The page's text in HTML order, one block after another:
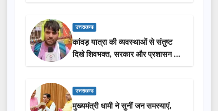
लोगों की भागीदारी…
उत्तराखण्ड
कांवड़ यात्रा की व्यवस्थाओं से संतुष्ट
दिखे शिवभक्त, सरकार और प्रशासन की
सराहना…
उत्तराखण्ड
मुख्यमंत्री धामी ने सुनीं जन समस्याएं,